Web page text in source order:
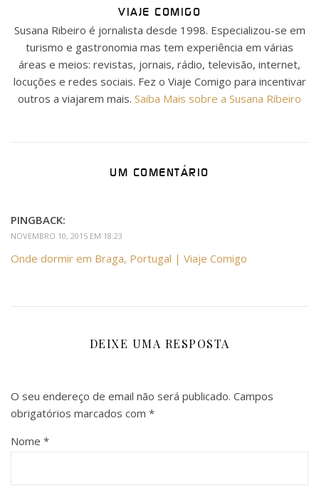
VIAJE COMIGO
Susana Ribeiro é jornalista desde 1998. Especializou-se em
turismo e gastronomia mas tem experiência em várias
áreas e meios: revistas, jornais, rádio, televisão, internet,
locuções e redes sociais. Fez o Viaje Comigo para incentivar
outros a viajarem mais. Saiba Mais sobre a Susana Ribeiro
UM COMENTÁRIO
PINGBACK:
NOVEMBRO 10, 2015 EM 18:23
Onde dormir em Braga, Portugal | Viaje Comigo
DEIXE UMA RESPOSTA
O seu endereço de email não será publicado. Campos
obrigatórios marcados com *
Nome *